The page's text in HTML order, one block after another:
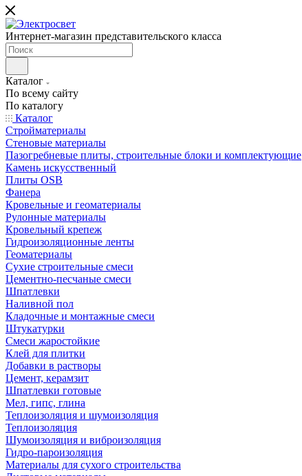
Интернет-магазин представительского класса
Каталог
По всему сайту
По каталогу
Каталог
Стройматериалы
Стеновые материалы
Пазогребневые плиты, строительные блоки и комплектующие
Камень искусственный
Плиты OSB
Фанера
Кровельные и геоматериалы
Рулонные материалы
Кровельный крепеж
Гидроизоляционные ленты
Геоматериалы
Сухие строительные смеси
Цементно-песчаные смеси
Шпатлевки
Наливной пол
Кладочные и монтажные смеси
Штукатурки
Смеси жаростойкие
Клей для плитки
Добавки в растворы
Цемент, керамзит
Шпатлевки готовые
Мел, гипс, глина
Теплоизоляция и шумоизоляция
Теплоизоляция
Шумоизоляция и виброизоляция
Гидро-пароизоляция
Материалы для сухого строительства